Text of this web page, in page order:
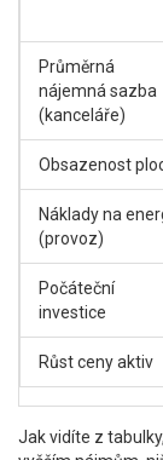
Průměrná
nájemná sazba
(kanceláře)
Obsazenost
Náklady na
(provoz)
Počáteční
investice
Růst ceny aktiv
Jak vidíte z